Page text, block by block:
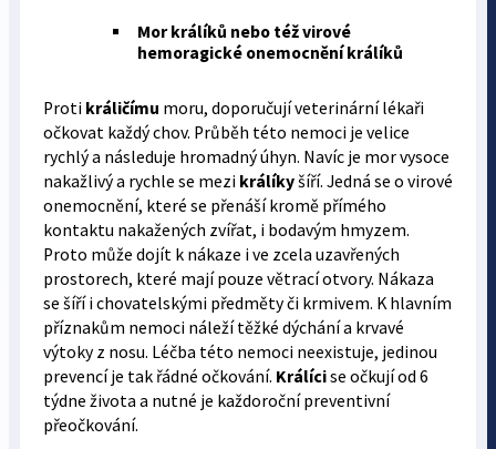
Mor králíků nebo též virové
hemoragické onemocnění králíků
Proti králičímu moru, doporučují veterinární lékaři
očkovat každý chov. Průběh této nemoci je velice
rychlý a následuje hromadný úhyn. Navíc je mor vysoce
nakažlivý a rychle se mezi králíkyšíří. Jedná se o virové
onemocnění, které se přenáší kromě přímého
kontaktu nakažených zvířat, i bodavým hmyzem.
Proto může dojít k nákaze i ve zcela uzavřených
prostorech, které mají pouze větrací otvory. Nákaza
se šíří i chovatelskými předměty či krmivem. K hlavním
příznakům nemoci náleží těžké dýchání a krvavé
výtoky z nosu. Léčba této nemoci neexistuje, jedinou
prevencí je tak řádné očkování. Králícise očkují od 6
týdne života a nutné je každoroční preventivní
přeočkování.